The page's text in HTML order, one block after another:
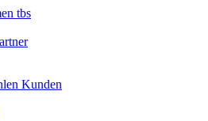
tbs
Kunden